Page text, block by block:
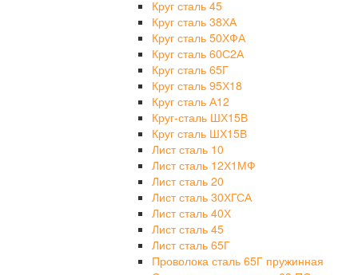
Круг сталь 45
Круг сталь 38ХА
Круг сталь 50ХФА
Круг сталь 60С2А
Круг сталь 65Г
Круг сталь 95Х18
Круг сталь А12
Круг-сталь ШХ15В
Круг сталь ШХ15В
Лист сталь 10
Лист сталь 12Х1МФ
Лист сталь 20
Лист сталь 30ХГСА
Лист сталь 40Х
Лист сталь 45
Лист сталь 65Г
Проволока сталь 65Г пружинная